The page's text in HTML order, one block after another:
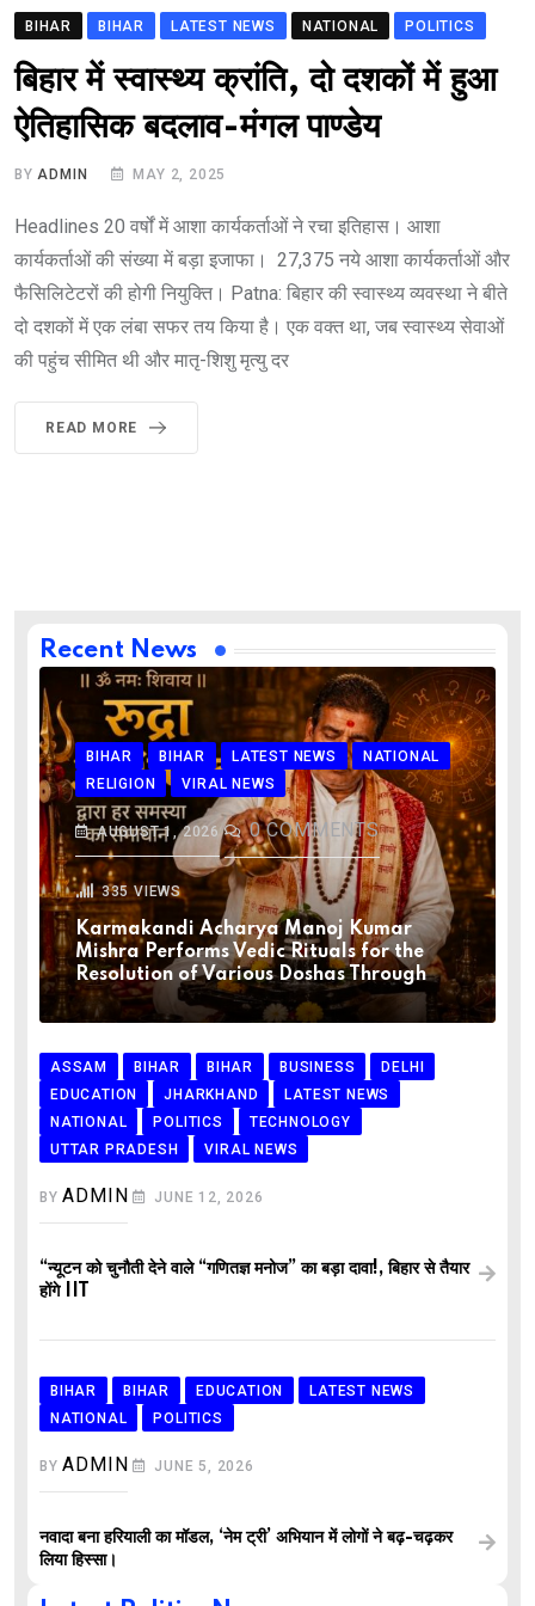
BIHAR BIHAR LATEST NEWS NATIONAL POLITICS
बिहार में स्वास्थ्य क्रांति, दो दशकों में हुआ
ऐतिहासिक बदलाव-मंगल पाण्डेय
BY ADMIN MAY 2, 2025
Headlines 20 वर्षों में आशा कार्यकर्ताओं ने रचा इतिहास। आशा
कार्यकर्ताओं की संख्या में बड़ा इजाफा। 27,375 नये आशा कार्यकर्ताओं और
फैसिलिटेटरों की होगी नियुक्ति। Patna: बिहार की स्वास्थ्य व्यवस्था ने बीते
दो दशकों में एक लंबा सफर तय किया है। एक वक्त था, जब स्वास्थ्य सेवाओं
की पहुंच सीमित थी और मातृ-शिशु मृत्यु दर
READ MORE
Recent News
BIHAR BIHAR LATEST NEWS
NATIONAL
RELIGION
VIRAL NEWS
AUGUST 1, 2026 0COMMENTS
335 VIEWS
Karmakandi Acharya Manoj Kumar
Mishra Performs Vedic Rituals for the
Resolution of Various Doshas Through
ASSAM BIHAR BIHAR BUSINESS
DELHI
EDUCATION
JHARKHAND
LATEST NEWS
NATIONAL
POLITICS
TECHNOLOGY
UTTAR PRADESH
VIRAL NEWS
BYADMIN JUNE 12, 2026
“न्यूटन को चुनौती देने वाले “गणितज्ञ मनोज” का बड़ा दावा!, बिहार से तैयार
होंगे IIT
BIHAR BIHAR EDUCATION
LATEST NEWS
NATIONAL
POLITICS
BYADMIN JUNE 5, 2026
नवादा बना हरियाली का मॉडल, ‘नेम ट्री’ अभियान में लोगों ने बढ़-चढ़कर
लिया हिस्सा।